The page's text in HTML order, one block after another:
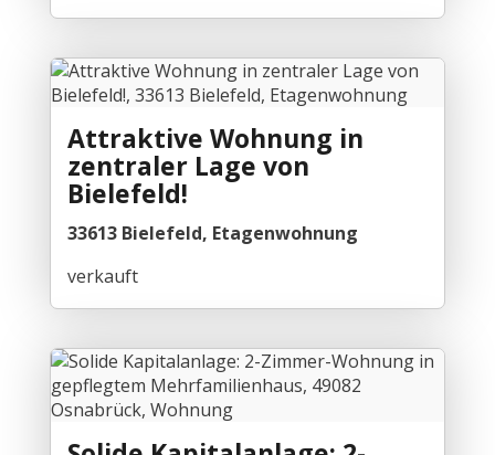
Attraktive Wohnung in
zentraler Lage von
Bielefeld!
33613 Bielefeld, Etagenwohnung
verkauft